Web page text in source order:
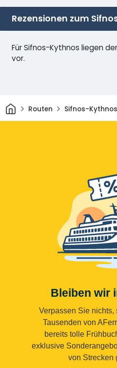
Rezensionen zum
Für Sifnos-Kythnos liegen
vor.
HeimRouten Sifnos-Kythnos
Bleiben wir
Verpassen Sie
Tausenden von
bereits tolle
exklusive
von Strecken